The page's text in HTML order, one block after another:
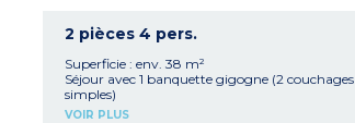
Salle de bain avec baignoire avec WC
Climatisation
2 pièces 4 pers.
Superficie : env. 38 m²
Séjour avec 1 banquette gigogne (2 couchages
simples)
Kitchenette avec plaque chauffante,
VOIR PLUS